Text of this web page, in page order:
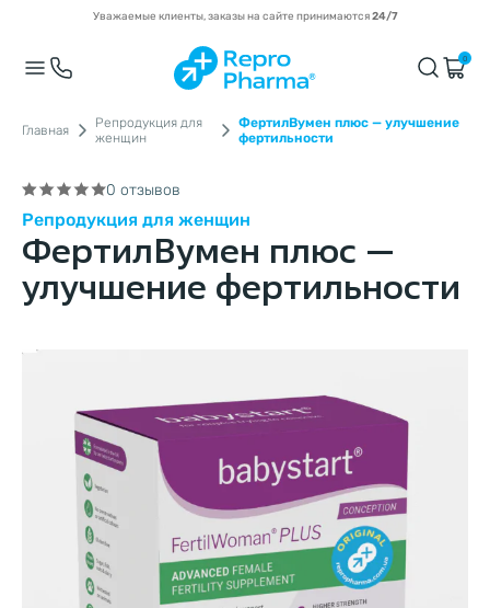
Уважаемые клиенты, заказы на сайте принимаются24/7
0
Главная
Репродукция для
женщин
ФертилВумен плюс — улучшение
фертильности
0 отзывов
Репродукция для женщин
ФертилВумен плюс —
улучшение фертильности